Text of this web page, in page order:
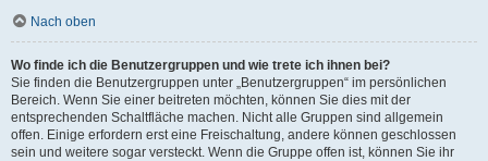
Nach oben
Wo finde ich die Benutzergruppen und wie trete ich ihnen bei?
Sie finden die Benutzergruppen unter „Benutzergruppen“ im persönlichen
Bereich. Wenn Sie einer beitreten möchten, können Sie dies mit der
entsprechenden Schaltfläche machen. Nicht alle Gruppen sind allgemein
offen. Einige erfordern erst eine Freischaltung, andere können geschlossen
sein und weitere sogar versteckt. Wenn die Gruppe offen ist, können Sie ihr